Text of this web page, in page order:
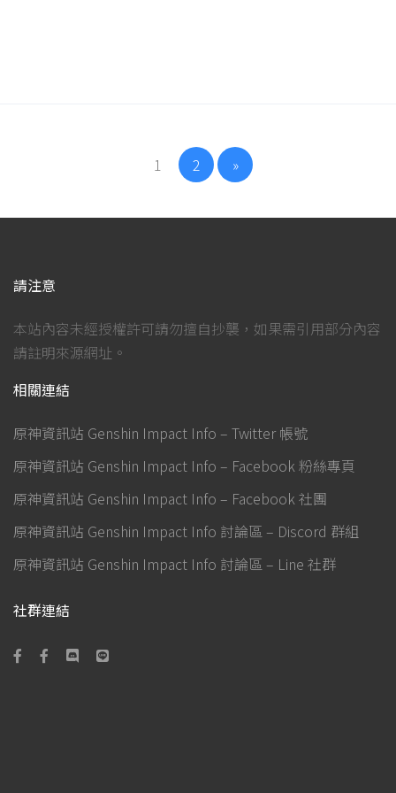
1 2 »
請注意
本站內容未經授權許可請勿擅自抄襲，如果需引用部分內容
請註明來源網址。
相關連結
原神資訊站 Genshin Impact Info – Twitter 帳號
原神資訊站 Genshin Impact Info – Facebook 粉絲專頁
原神資訊站 Genshin Impact Info – Facebook 社團
原神資訊站 Genshin Impact Info 討論區 – Discord 群組
原神資訊站 Genshin Impact Info 討論區 – Line 社群
社群連結